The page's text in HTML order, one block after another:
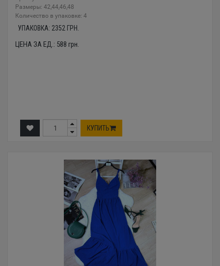
Размеры: 42,44,46,48
Количество в упаковке: 4
УПАКОВКА: 2352 ГРН.
ЦЕНА ЗА ЕД.: 588 грн.
КУПИТЬ